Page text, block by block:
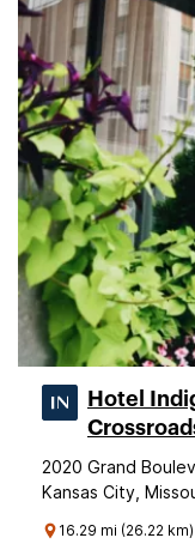
Hotel
2020 Grand
Kansas City,
16.29 mi (26.22